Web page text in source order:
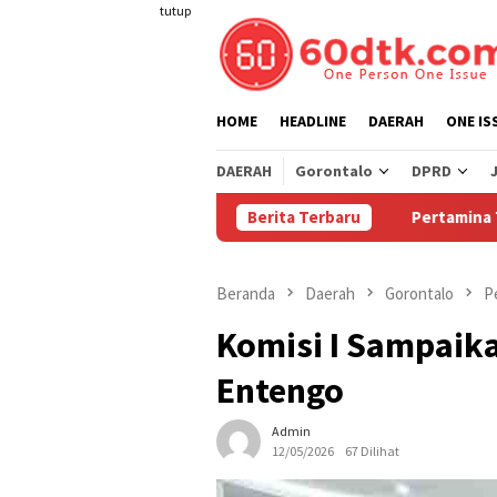
tutup
HOME HEADLINE DAERAH ONE
DAERAH Gorontalo DPRD
Berita Terbaru
Pertamina Turunkan
Beranda Daerah Gorontalo
Komisi I
Entengo
Admin
12/05/2026
67 Dilihat